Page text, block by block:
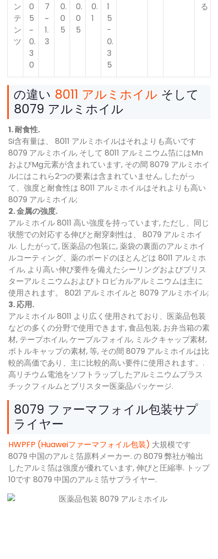
ン
テ
ン
ツ
0
5
~
0.
3
0
7
~
1.
3
0.
0
5
0.
0
5
0.
1
1
5
-
0.
3
5
る
の違い 8011 アルミホイル そして
8079 アルミホイル
1. 耐食性.
Si含有量は、 8011 アルミホイルはそれよりも高いです
8079 アルミホイル, そして 8011 アルミニウム箔にはMn
およびMg元素が含まれています, その間 8079 アルミホイ
ルにはこれら2つの要素は含まれていません, したがっ
て、強度と耐食性は 8011 アルミホイルはそれよりも高い
8079 アルミホイル;
2. 金属の強度.
アルミホイル 8011 高い強度を持っています, ただし、同じ
状態での対応する伸びと耐穿刺性は、 8079 アルミホイ
ル. したがって, 医薬品の包装に, 薬袋の裏面のアルミホイ
ルコーティング、薬のボードのほとんどは 8011 アルミホ
イル, より高い伸び要件を備えたシーリングおよびブリス
ターアルミニウムおよびトロピカルアルミニウムは主に
使用されます。 8021 アルミホイルと 8079 アルミホイル;
3. 応用.
アルミホイル 8011 より広く使用されており、医薬品包装
などの多くの分野で使用できます, 食品包装, お弁当箱の素
材, テープホイル, ケーブルフォイル, ミルクキャップ素材,
ボトルキャップの素材, 等, その間 8079 アルミホイルは比
較的高価であり、主に比較的高い要件に使用されます。.
高リチウム電池をソフトラップしたアルミニウムプラス
チックフィルムとブリスター医薬品パッケージ.
8079 ファーマフォイル包装サプ
ライヤー
HWPFP (Huaweiファーマフォイル包装) 大規模です
8079 中国のアルミ箔原料メーカー. の 8079 弊社が輸出
したアルミ箔は強度が優れています, 伸びと圧縮率. トップ
10です 8079 中国のアルミ箔サプライヤー.